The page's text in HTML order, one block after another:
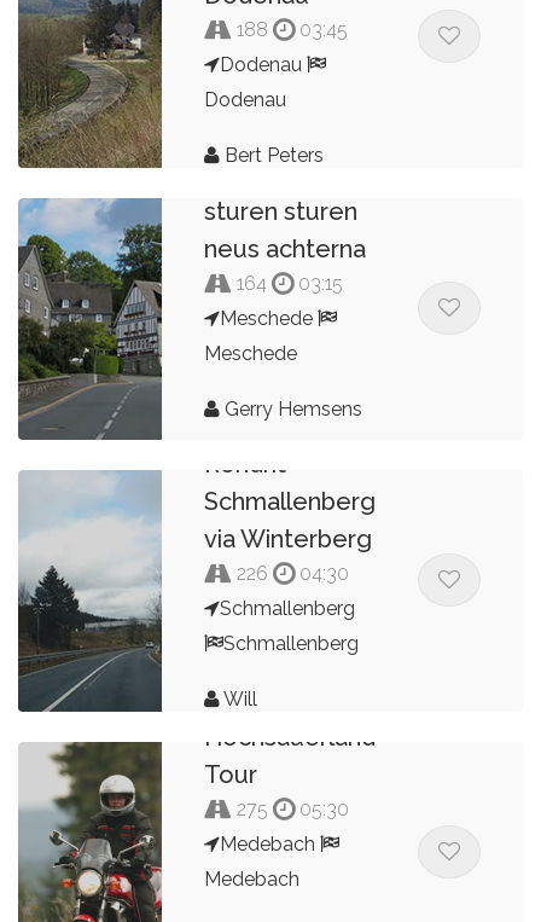
188
03:45
Dodenau
Dodenau
Bert Peters
sturen sturen
neus achterna
164
03:15
Meschede
Meschede
Gerry Hemsens
Rondrit
Schmallenberg
via Winterberg
226
04:30
Schmallenberg
Schmallenberg
Will
Hochsauerland
Tour
275
05:30
Medebach
Medebach